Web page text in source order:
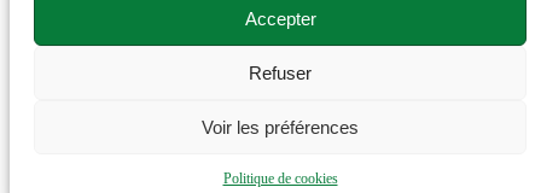
Accepter
Refuser
Voir les préférences
Politique de cookies
réalisé parNetactions